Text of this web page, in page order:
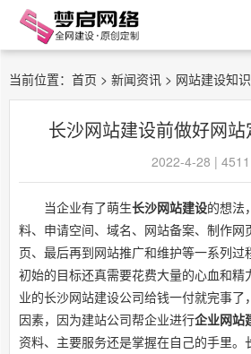
15084717329
当前位置： 首页 > 新闻资讯 > 网站建设知识
长沙网站建设前做好网
2022-4-28 | 4511
当企业有了萌生长沙网站建设的想法
料、申请空间、域名、网站备案、制作网
页、最后再到网站推广和维护等一系列过
初始的目标还真需要花费大量的心血和精
业的长沙网站建设公司给钱一付就完事了
因素，因为建站公司帮企业进行企业网站
资料、主要服务还是掌握在自己的手里。